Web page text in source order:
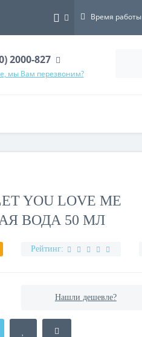
Время работы
2000-827
мы Вам перезвоним?
YOU LOVE ME
ВОДА 50 МЛ
Рейтинг:
Нашли дешевле?